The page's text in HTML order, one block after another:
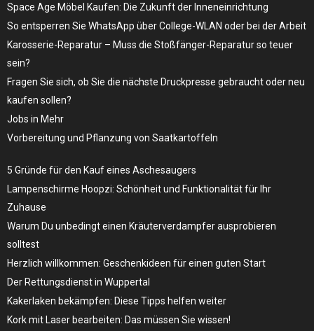
Space Age Möbel Kaufen: Die Zukunft der Inneneinrichtung
So entsperren Sie WhatsApp über College-WLAN oder bei der Arbeit
Karosserie-Reparatur – Muss die Stoßfänger-Reparatur so teuer
sein?
Fragen Sie sich, ob Sie die nächste Druckpresse gebraucht oder neu
kaufen sollen?
Jobs in Mehr
Vorbereitung und Pflanzung von Saatkartoffeln
5 Gründe für den Kauf eines Aschesaugers
Lampenschirme Hoopzi: Schönheit und Funktionalität für Ihr
Zuhause
Warum Du unbedingt einen Kräuterverdampfer ausprobieren
solltest
Herzlich willkommen: Geschenkideen für einen guten Start
Der Rettungsdienst in Wuppertal
Kakerlaken bekämpfen: Diese Tipps helfen weiter
Kork mit Laser bearbeiten: Das müssen Sie wissen!